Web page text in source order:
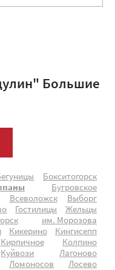
Большие
Бокситогорск
Бугровское
Всеволожск
Выборг
Гостилицы
Жельцы
им. Морозова
Кикерино
Кингисепп
Кирпичное
Колпино
Куйвози
Лагоново
Ломоносов
Лосево